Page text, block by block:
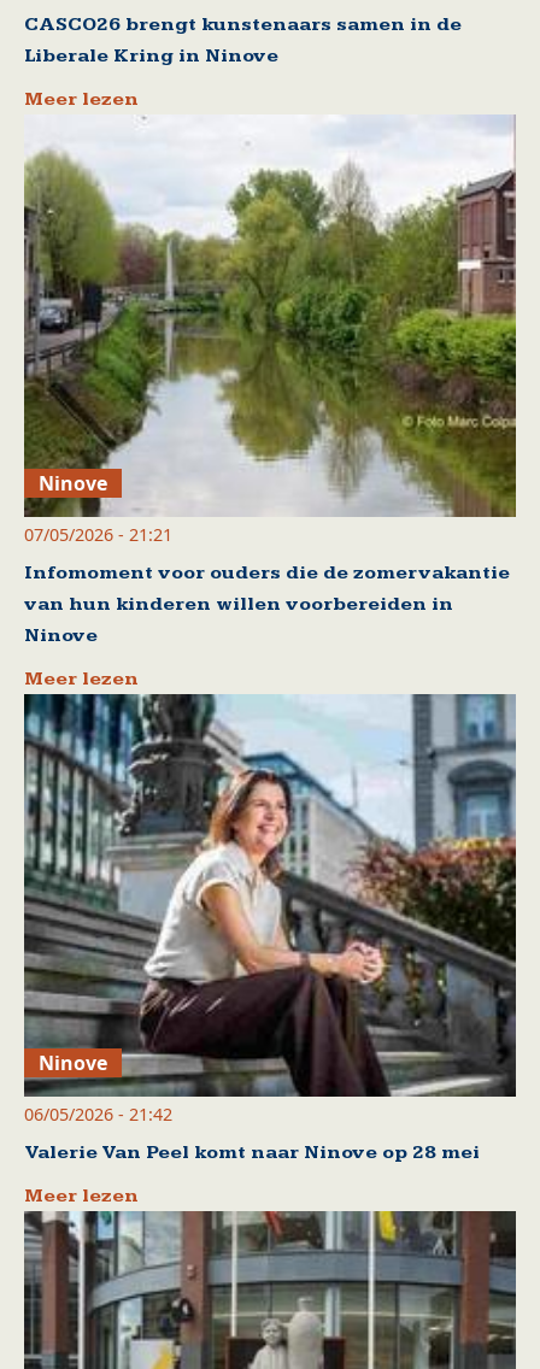
CASCO26 brengt kunstenaars samen in de
Liberale Kring in Ninove
Meer lezen
Ninove
07/05/2026 - 21:21
Infomoment voor ouders die de zomervakantie
van hun kinderen willen voorbereiden in
Ninove
Meer lezen
Ninove
06/05/2026 - 21:42
Valerie Van Peel komt naar Ninove op 28 mei
Meer lezen